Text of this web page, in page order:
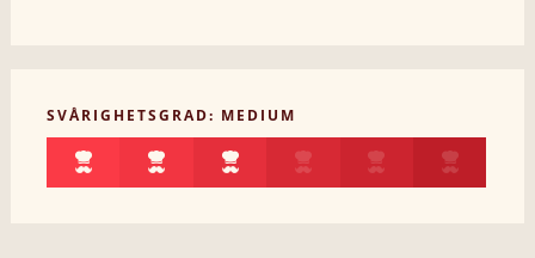
SVÅRIGHETSGRAD: MEDIUM